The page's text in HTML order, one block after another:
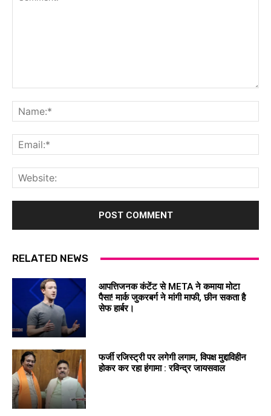
RELATED NEWS
आपत्तिजनक कंटेंट से META ने कमाया मोटा
पैसा! मार्क जुकरबर्ग ने मांगी माफी, छीन सकता है
सेफ हार्बर।
फर्जी रजिस्ट्री पर लगेगी लगाम, विपक्ष मुद्दाविहीन
होकर कर रहा हंगामा : रविन्द्र जायसवाल